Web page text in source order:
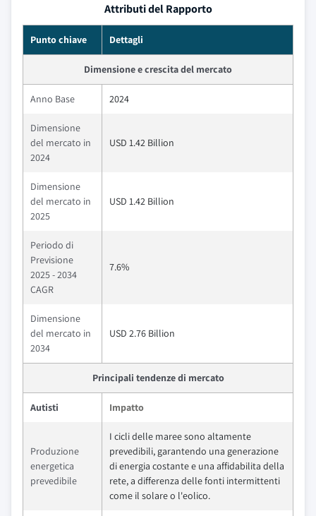
Attributi del Rapporto
Punto chiave Dettagli
Dimensione e crescita del mercato
Anno Base 2024
Dimensione
del mercato in
2024
USD 1.42 Billion
Dimensione
del mercato in
2025
USD 1.42 Billion
Periodo di
Previsione
2025 - 2034
CAGR
7.6%
Dimensione
del mercato in
2034
USD 2.76 Billion
Principali tendenze di mercato
Autisti Impatto
Produzione
energetica
prevedibile
I cicli delle maree sono altamente
prevedibili, garantendo una generazione
di energia costante e una affidabilita della
rete, a differenza delle fonti intermittenti
come il solare o l'eolico.